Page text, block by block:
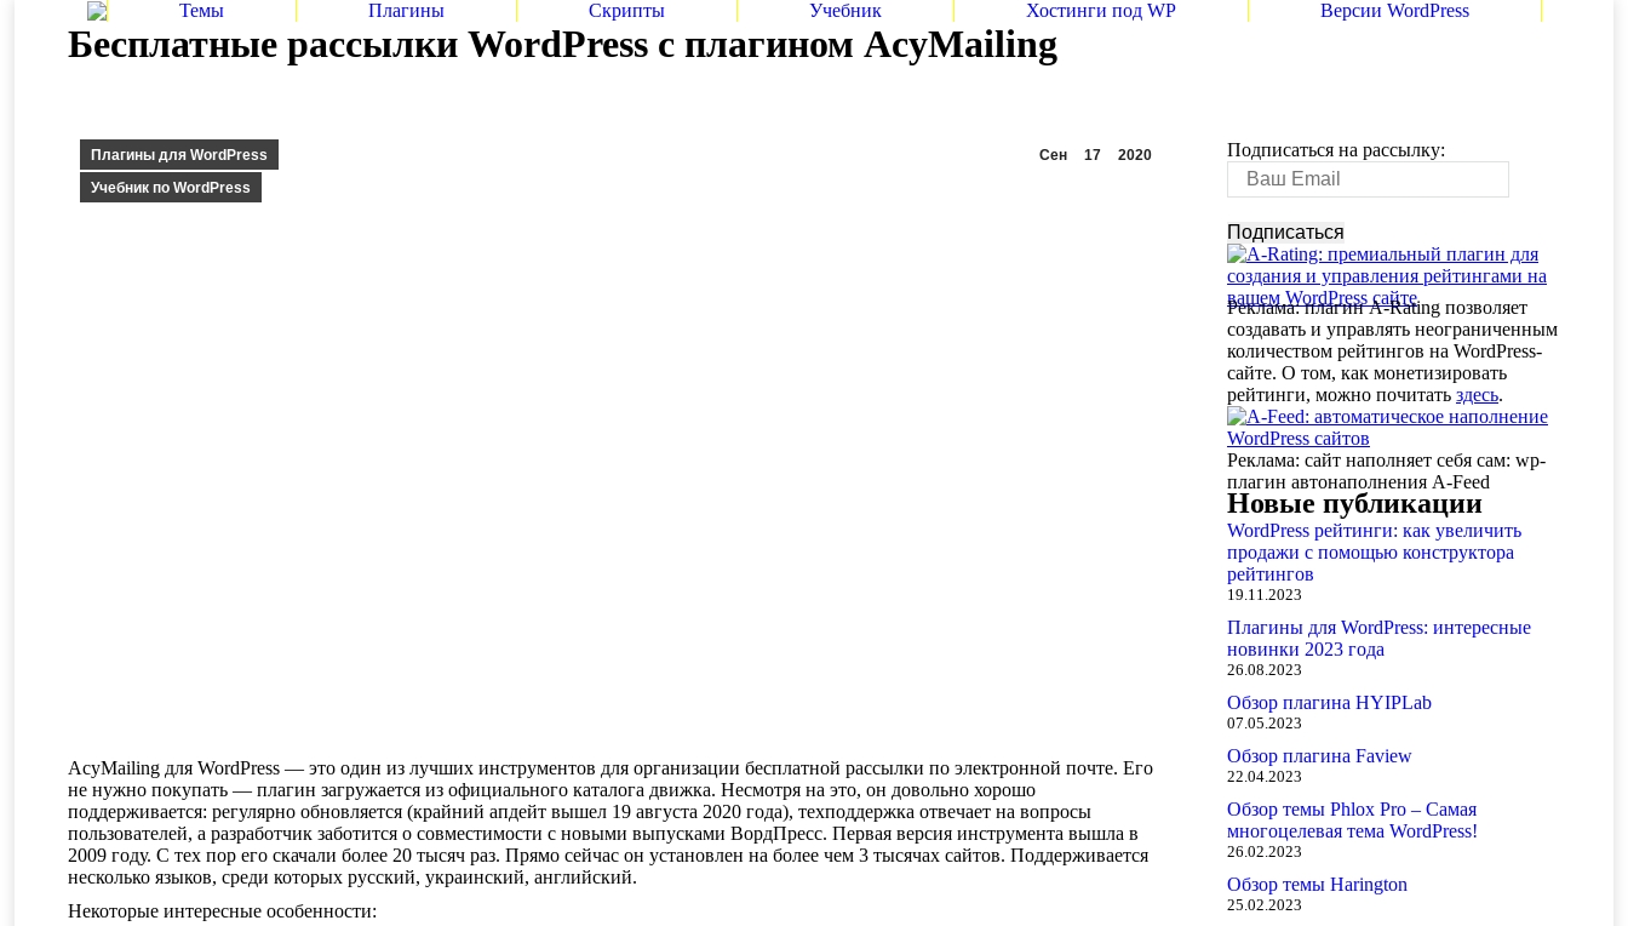
Темы Плагины Скрипты Учебник Хостинги под WP Версии WordPress
Бесплатные рассылки WordPress с плагином AcyMailing
Сен 17 2020
Плагины для WordPress
Учебник по WordPress
AcyMailing для WordPress — это один из лучших инструментов для организации бесплатной рассылки по электронной почте. Его
не нужно покупать — плагин загружается из официального каталога движка. Несмотря на это, он довольно хорошо
поддерживается: регулярно обновляется (крайний апдейт вышел 19 августа 2020 года), техподдержка отвечает на вопросы
пользователей, а разработчик заботится о совместимости с новыми выпусками ВордПресс. Первая версия инструмента вышла в
2009 году. С тех пор его скачали более 20 тысяч раз. Прямо сейчас он установлен на более чем 3 тысячах сайтов. Поддерживается
несколько языков, среди которых русский, украинский, английский.
Некоторые интересные особенности:
Подписаться на рассылку:
Реклама: плагин A-Rating позволяет
создавать и управлять неограниченным
количеством рейтингов на WordPress-
сайте. О том, как монетизировать
рейтинги, можно почитать здесь.
Реклама: сайт наполняет себя сам: wp-
плагин автонаполнения A-Feed
Новые публикации
WordPress рейтинги: как увеличить
продажи с помощью конструктора
рейтингов
19.11.2023
Плагины для WordPress: интересные
новинки 2023 года
26.08.2023
Обзор плагина HYIPLab
07.05.2023
Обзор плагина Faview
22.04.2023
Обзор темы Phlox Pro – Самая
многоцелевая тема WordPress!
26.02.2023
Обзор темы Harington
25.02.2023